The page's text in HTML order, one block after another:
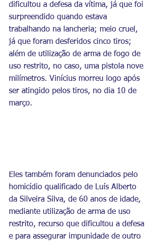
dificultou a defesa da vítima, já que foi
surpreendido quando estava
trabalhando na lancheria; meio cruel,
já que foram desferidos cinco tiros;
além de utilização de arma de fogo de
uso restrito, no caso, uma pistola nove
milímetros. Vinícius morreu logo após
ser atingido pelos tiros, no dia 10 de
março.
Eles também foram denunciados pelo
homicídio qualificado de Luís Alberto
da Silveira Silva, de 60 anos de idade,
mediante utilização de arma de uso
restrito, recurso que dificultou a defesa
e para assegurar impunidade de outro